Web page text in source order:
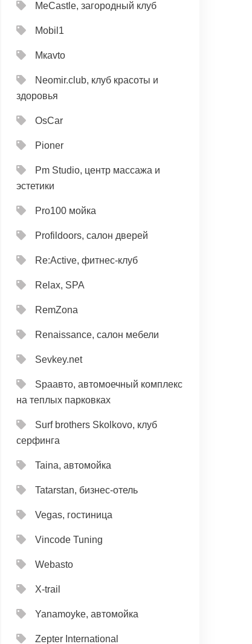
MeCastle, загородный клуб
Mobil1
Mкavto
Neomir.club, клуб красоты и
здоровья
OsCar
Pioner
Pm Studio, центр массажа и
эстетики
Pro100 мойка
Profildoors, салон дверей
Re:Active, фитнес-клуб
Relax, SPA
RemZona
Renaissance, салон мебели
Sevkey.net
Spaавто, автомоечный комплекс
на теплых парковках
Surf brothers Skolkovo, клуб
серфинга
Taina, автомойка
Tatarstan, бизнес-отель
Vegas, гостиница
Vincode Tuning
Webasto
X-trail
Yanamoyke, автомойка
Zepter International